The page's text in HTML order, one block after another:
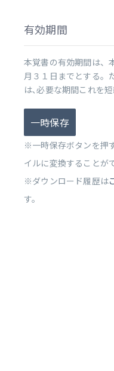
有効期間
本覚書の有効期間は、
月３１日までとする。
は､必要な期間これを
一時保存
※一時保存ボタンを押
イルに変換することが
※ダウンロード履歴は
す。